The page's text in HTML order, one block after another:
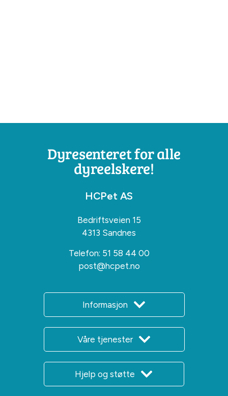
Dyresenteret for alle
dyreelskere!
HCPet AS
Bedriftsveien 15
4313 Sandnes
Telefon: 51 58 44 00
post@hcpet.no
Informasjon
Våre tjenester
Hjelp og støtte